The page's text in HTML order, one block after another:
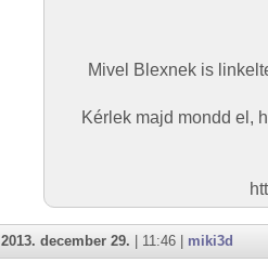
Mivel Blexnek is
Kérlek majd mondd el,
2013. december 29. | 11:46 | miki3d